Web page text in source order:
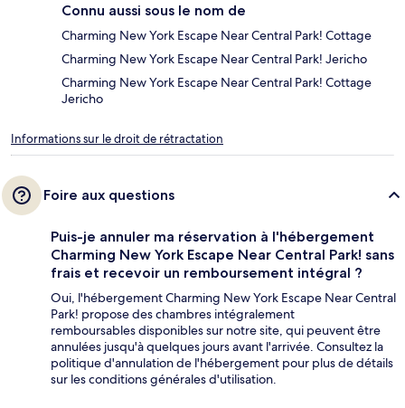
Connu aussi sous le nom de
Charming New York Escape Near Central Park! Cottage
Charming New York Escape Near Central Park! Jericho
Charming New York Escape Near Central Park! Cottage
Jericho
Informations sur le droit de rétractation
Foire aux questions
Puis-je annuler ma réservation à l'hébergement
Charming New York Escape Near Central Park! sans
frais et recevoir un remboursement intégral ?
Oui, l'hébergement Charming New York Escape Near Central
Park! propose des chambres intégralement
remboursables disponibles sur notre site, qui peuvent être
annulées jusqu'à quelques jours avant l'arrivée. Consultez la
politique d'annulation de l'hébergement pour plus de détails
sur les conditions générales d'utilisation.